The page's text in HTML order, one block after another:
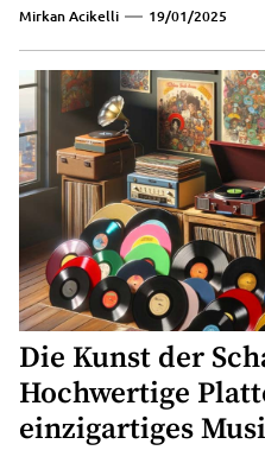
Mirkan Acikelli 19/01/2025
Die Kunst der
Hochwertige
einzigartiges